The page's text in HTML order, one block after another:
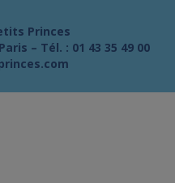
Princes
– Tél. : 01 43 35 49 00